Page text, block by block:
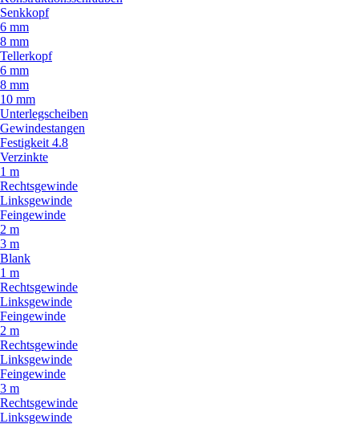
Senkkopf
6 mm
8 mm
Tellerkopf
6 mm
8 mm
10 mm
Unterlegscheiben
Gewindestangen
Festigkeit 4.8
Verzinkte
1 m
Rechtsgewinde
Linksgewinde
Feingewinde
2 m
3 m
Blank
1 m
Rechtsgewinde
Linksgewinde
Feingewinde
2 m
Rechtsgewinde
Linksgewinde
Feingewinde
3 m
Rechtsgewinde
Linksgewinde